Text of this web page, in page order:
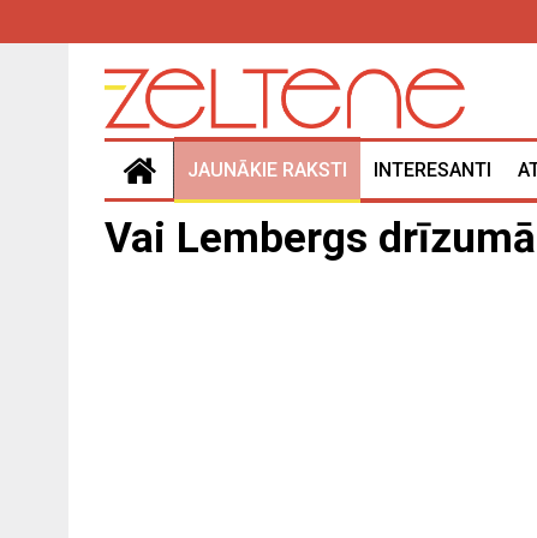
JAUNĀKIE RAKSTI INTERESANTI
Vai Lembergs